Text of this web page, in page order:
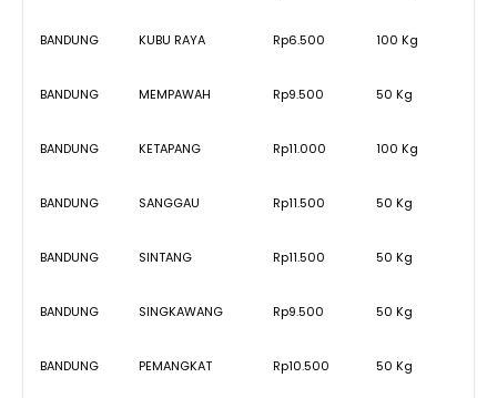
BANDUNG KUBU RAYA Rp6.500 100 Kg
BANDUNG MEMPAWAH Rp9.500 50 Kg
BANDUNG KETAPANG Rp11.000 100 Kg
BANDUNG SANGGAU Rp11.500 50 Kg
BANDUNG SINTANG Rp11.500 50 Kg
BANDUNG SINGKAWANG Rp9.500 50 Kg
BANDUNG PEMANGKAT Rp10.500 50 Kg